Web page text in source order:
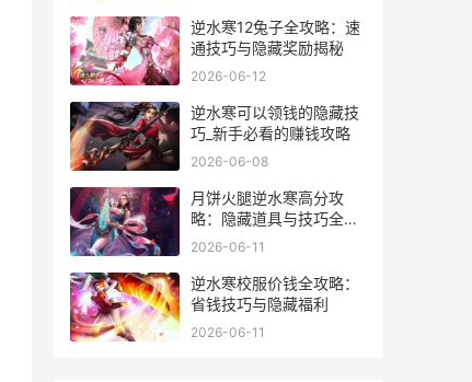
逆水寒12兔子全攻略：速
通技巧与隐藏奖励揭秘
2026-06-12
逆水寒可以领钱的隐藏技
巧_新手必看的赚钱攻略
2026-06-08
月饼火腿逆水寒高分攻
略：隐藏道具与技巧全揭
秘
2026-06-11
逆水寒校服价钱全攻略：
省钱技巧与隐藏福利
2026-06-11